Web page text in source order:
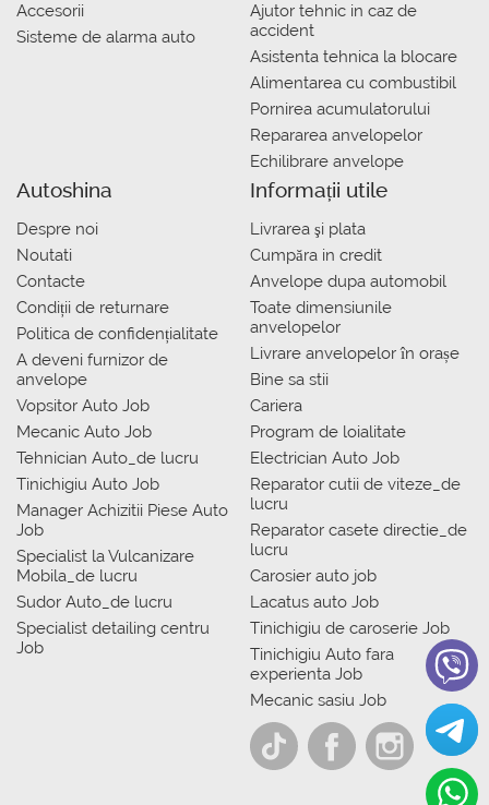
Accesorii
Sisteme de alarma auto
Ajutor tehnic in caz de
accident
Asistenta tehnica la blocare
Alimentarea cu combustibil
Pornirea acumulatorului
Repararea anvelopelor
Echilibrare anvelope
Autoshina
Despre noi
Noutati
Contacte
Condiții de returnare
Politica de confidențialitate
A deveni furnizor de
anvelope
Vopsitor Auto Job
Mecanic Auto Job
Tehnician Auto_de lucru
Tinichigiu Auto Job
Manager Achizitii Piese Auto
Job
Specialist la Vulcanizare
Mobila_de lucru
Sudor Auto_de lucru
Specialist detailing centru
Job
Informații utile
Livrarea şi plata
Сumpăra in credit
Anvelope dupa automobil
Toate dimensiunile
anvelopelor
Livrare anvelopelor în orașe
Bine sa stii
Cariera
Program de loialitate
Electrician Auto Job
Reparator cutii de viteze_de
lucru
Reparator casete directie_de
lucru
Carosier auto job
Lacatus auto Job
Tinichigiu de caroserie Job
Tinichigiu Auto fara
experienta Job
Mecanic sasiu Job